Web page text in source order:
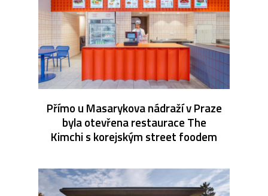
Přímo u Masarykova nádraží v Praze
byla otevřena restaurace The
Kimchi s korejským street foodem